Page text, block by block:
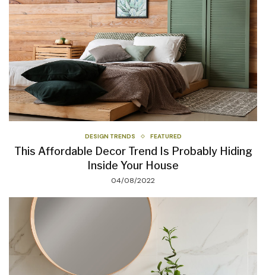
DESIGN TRENDS FEATURED
This Affordable Decor Trend Is Probably Hiding
Inside Your House
04/08/2022